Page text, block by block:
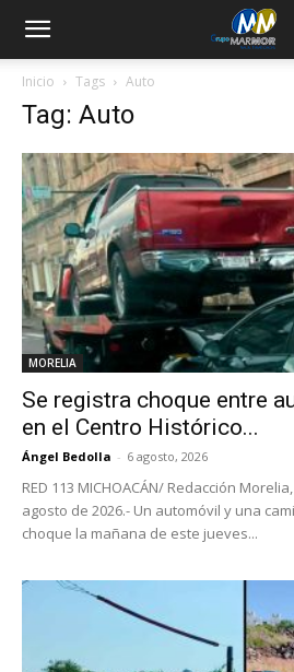
Inicio Tags Auto
Tag: Auto
MORELIA
Se registra choque entre
en el Centro Histórico...
Ángel Bedolla - 6 agosto, 2026
RED 113 MICHOACÁN/ Redacción
agosto de 2026.- Un automóvil y una
choque la mañana de este jueves...